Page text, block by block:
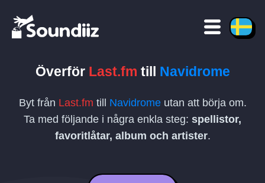
Överför Last.fm till Navidrome
Byt från Last.fm till Navidromeutan att börja om.
Ta med följande i några enkla steg: spellistor,
favoritlåtar, album och artister.